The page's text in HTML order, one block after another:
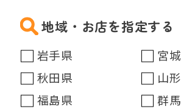
地域・お店を指定する
岩手県
宮
秋田県
山
福島県
群